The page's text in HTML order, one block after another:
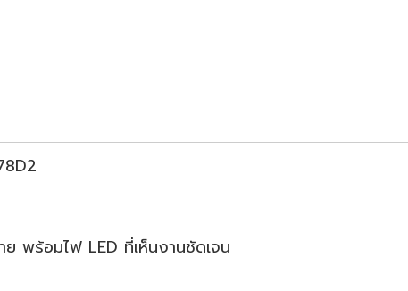
ย พร้อมไฟ LED ที่เห็นงานชัดเจน